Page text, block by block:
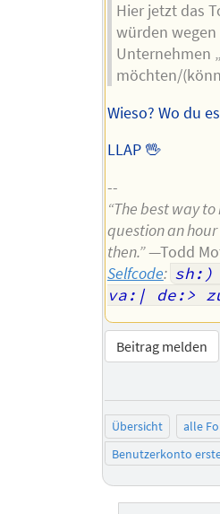
Hier jetzt das
würden
Unternehmen
möchten/
Wieso? Wo du
LLAP 🖖
--
“The best way
question an
then.”—Todd
Selfcode:
va:| de:>
Beitrag melden
Übersicht alle
Benutzerkonto